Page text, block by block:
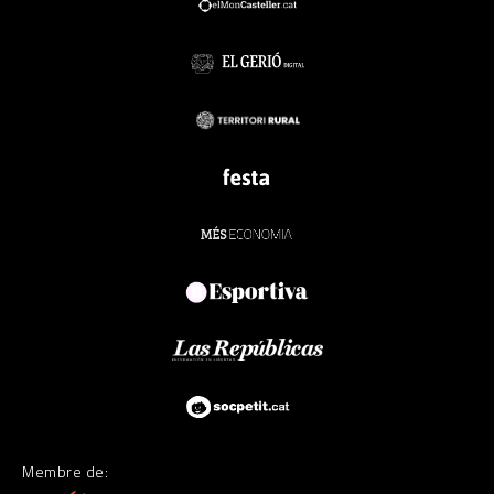
Membre de: